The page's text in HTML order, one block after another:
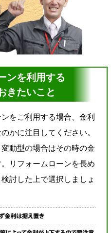
ンを利用する
きたいこと
をご利用する場合、金利
かに注目してください。
動型の場合はその時の金
リフォームローンを長め
討した上で選択しましょ